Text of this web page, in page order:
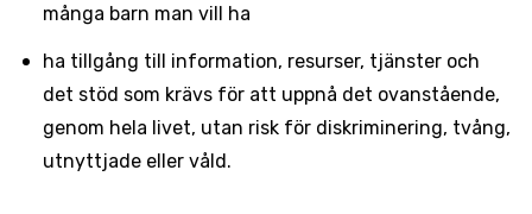
många barn man vill ha
ha tillgång till information, resurser, tjänster och
det stöd som krävs för att uppnå det ovanstående,
genom hela livet, utan risk för diskriminering, tvång,
utnyttjade eller våld.